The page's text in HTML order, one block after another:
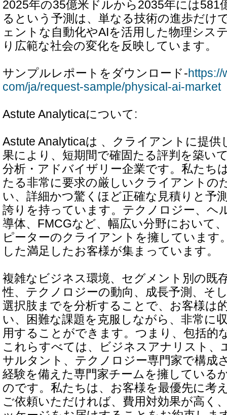
2025年の35億米ドルから2035年には581
るという予測は、単なる技術の進歩だけ
ェントな自動化やAIを活用した物理シス
り広範な社会の変化を反映しています。
サンプルレポートをダウンロード-
com/ja/request-sample/physical-ai-market
Astute Analyticaについて:
Astute Analyticaは 、クライアントに提供
果により、短期間で確固たる評判を築い
分析・アドバイザリー企業です。私たち
たる非常に要求の厳しいクライアントの
い、詳細かつ驚くほど正確な見積りと予
誇りを持っています。テクノロジー、ヘ
導体、FMCGなど、幅広い分野において
ピーターのクライアントを擁しています
した満足したお客様が集まっています。
複雑なビジネス環境、セグメント別の既
性、テクノロジーの動向、成長予測、そ
選択肢までを分析することで、お客様は
い、困難な課題を克服しながら、非常に
用することができます。つまり、包括的
これらすべては、ビジネスアナリスト、
サルタント、テクノロジー専門家で構成
経験を備えた専門家チームを擁している
のです。私たちは、お客様を最優先に考
ご依頼いただければ、費用対効果が高く